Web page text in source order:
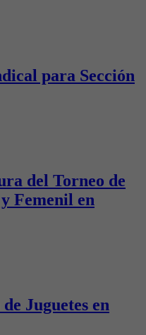
para Sección
del Torneo de
Femenil en
Juguetes en